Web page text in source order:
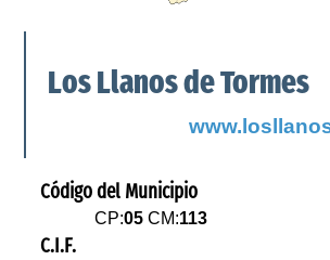
Los Llanos de Tormes
Código del Municipio
CP:05 CM:113
C.I.F.